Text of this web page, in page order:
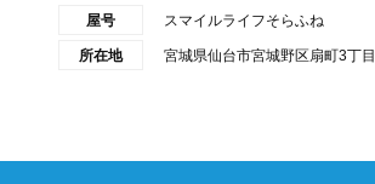
屋号
スマイルライフそらふね
所在地 宮城県仙台市宮城野区扇町3丁